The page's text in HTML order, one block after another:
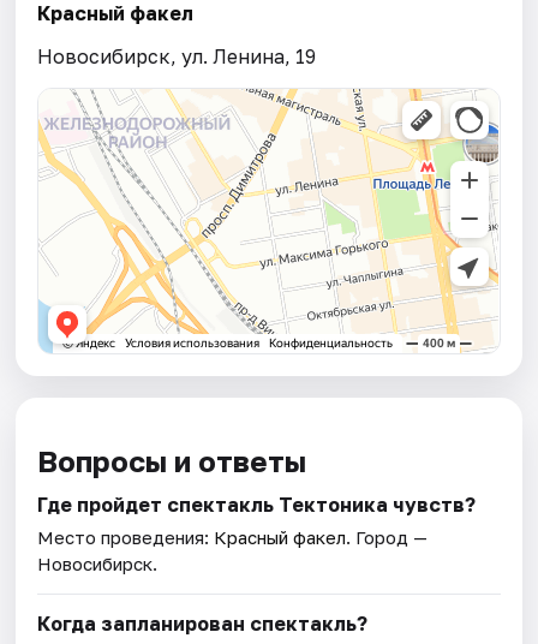
Красный факел
Новосибирск, ул. Ленина, 19
Вопросы и ответы
Где пройдет спектакль Тектоника чувств?
Место проведения: Красный факел. Город —
Новосибирск.
Когда запланирован спектакль?